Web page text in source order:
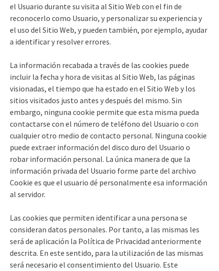
el Usuario durante su visita al Sitio Web con el fin de
reconocerlo como Usuario, y personalizar su experiencia y
el uso del Sitio Web, y pueden también, por ejemplo, ayudar
a identificar y resolver errores.
La información recabada a través de las cookies puede
incluir la fecha y hora de visitas al Sitio Web, las páginas
visionadas, el tiempo que ha estado en el Sitio Web y los
sitios visitados justo antes y después del mismo. Sin
embargo, ninguna cookie permite que esta misma pueda
contactarse con el número de teléfono del Usuario o con
cualquier otro medio de contacto personal. Ninguna cookie
puede extraer información del disco duro del Usuario o
robar información personal. La única manera de que la
información privada del Usuario forme parte del archivo
Cookie es que el usuario dé personalmente esa información
al servidor.
Las cookies que permiten identificar a una persona se
consideran datos personales. Por tanto, a las mismas les
será de aplicación la Política de Privacidad anteriormente
descrita. En este sentido, para la utilización de las mismas
será necesario el consentimiento del Usuario. Este